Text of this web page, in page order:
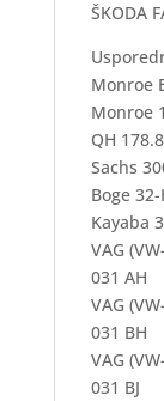
ŠKODA
Monroe
Monroe
QH
Sachs
Boge
Kayaba
VAG
031 AH
VAG
031 BH
VAG
031 BJ